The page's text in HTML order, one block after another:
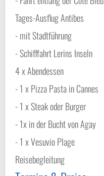
Tages-Ausflug Antibes
- mit Stadtführung
- Schifffahrt Lerins Inseln
4 x Abendessen
- 1 x Pizza Pasta in Cannes
- 1 x Steak oder Burger
- 1x in der Bucht von Agay
- 1 x Vesuvio Plage
Reisebegleitung